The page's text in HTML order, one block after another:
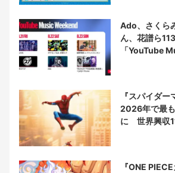
Ado、さくら
ん、花譜ら
「YouTube
『スパイダー
2026年で最
に 世界興収
『ONE